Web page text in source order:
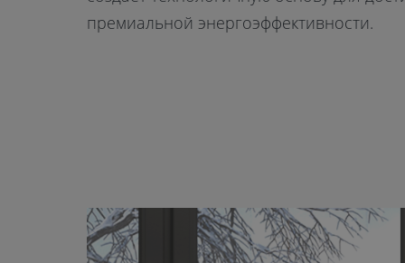
премиальной энергоэффективности.